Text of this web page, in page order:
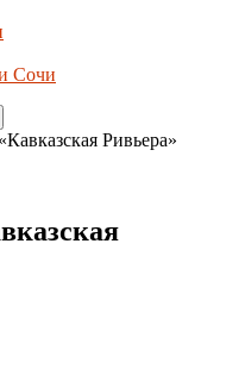
Сочи
Ривьера»